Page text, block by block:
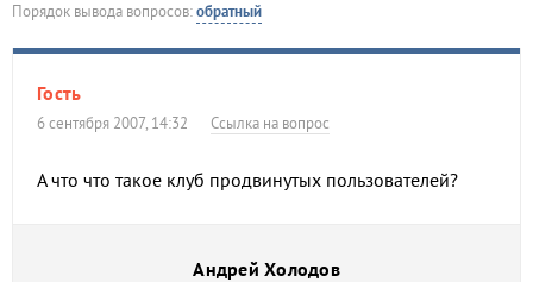
Порядок вывода вопросов:обратный
Гость
6 сентября 2007, 14:32 Ссылка на вопрос
А что что такое клуб продвинутых пользователей?
Андрей Холодов